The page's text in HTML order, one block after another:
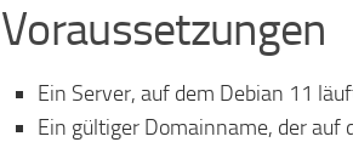
Voraussetzungen
Ein Server, auf dem Debian 11
Ein gültiger Domainname, der auf